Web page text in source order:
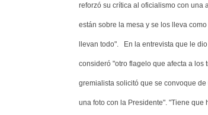
reforzó su crítica al oficialismo con una
están sobre la mesa y se los lleva
llevan todo". En la entrevista que le
consideró "otro flagelo que afecta a los
gremialista solicitó que se convoque
una foto con la Presidente". "Tiene